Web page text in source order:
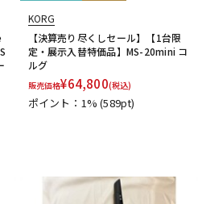
KORG
【決算売り尽くしセール】【1台限
定・展示入替特価品】MS-20mini コ
ルグ
販売価格¥64,800(税込)
ポイント：1%(589pt)